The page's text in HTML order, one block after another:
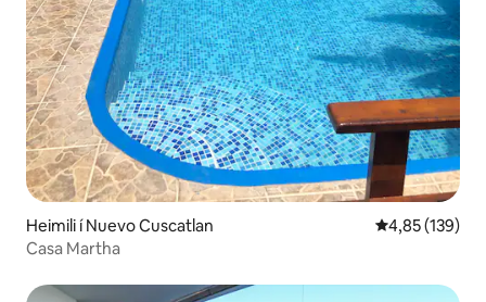
Heimili í Nuevo Cuscatlan 4,85 af 5 í
4,85 (139)
Casa Martha